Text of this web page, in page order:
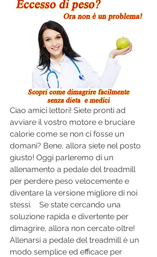
Ciao amici lettori! Siete pronti ad
avviare il vostro motore e bruciare
calorie come se non ci fosse un
domani? Bene, allora siete nel posto
giusto! Oggi parleremo di un
allenamento a pedale del treadmill
per perdere peso velocemente e
diventare la versione migliore di noi
stessi.    Se state cercando una
soluzione rapida e divertente per
dimagrire, allora non cercate oltre!
Allenarsi a pedale del treadmill è un
modo semplice ed efficace per